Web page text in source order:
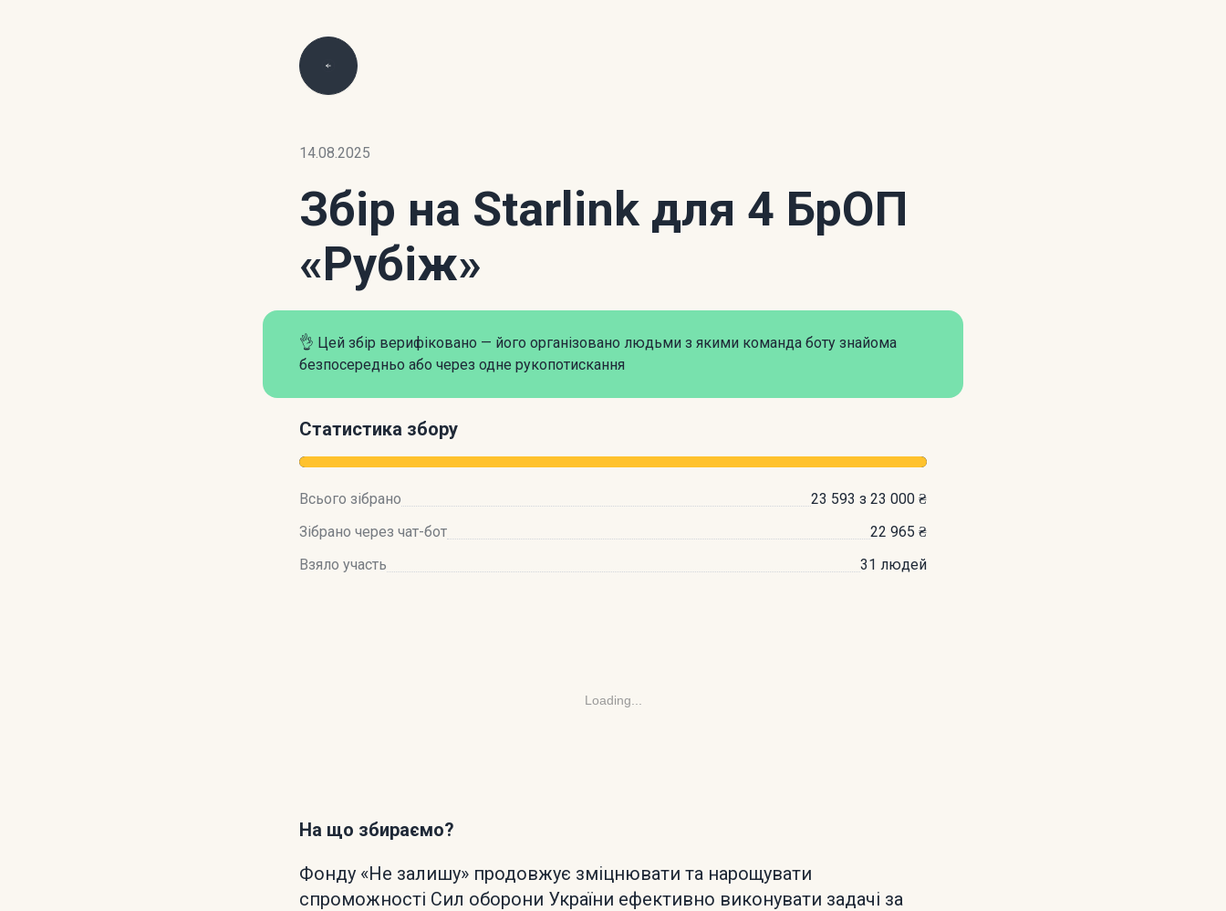
14.08.2025
Збір на Starlink для 4 БрОП
«Рубіж»
👌 Цей збір верифіковано — його організовано людьми з якими команда боту знайома
безпосередньо або через одне рукопотискання
Статистика збору
Всього зібрано
23 593 з 23 000 ₴
Зібрано через чат-бот
22 965 ₴
Взяло участь
31 людей
Loading...
На що збираємо?
Фонду «Не залишу» продовжує зміцнювати та нарощувати
спроможності Сил оборони України ефективно виконувати задачі за